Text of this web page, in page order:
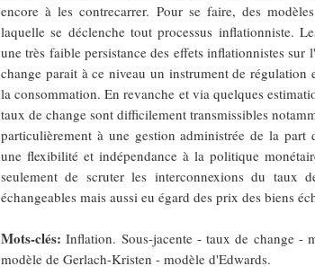
encore à les contrecarrer. Pour se faire, des
laquelle se déclenche tout processus inflationniste.
une très faible persistance des effets inflationnistes
change parait à ce niveau un instrument de
la consommation. En revanche et via quelques
taux de change sont difficilement transmissibles
particulièrement à une gestion administrée de la part
une flexibilité et indépendance à la politique
seulement de scruter les interconnexions du taux
échangeables mais aussi eu égard des prix des biens
Mots-clés:Inflation. Sous-jacente - taux de change
modèle de Gerlach-Kristen - modèle d'Edwards.